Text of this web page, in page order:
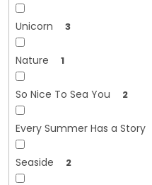
Unicorn 3
Nature 1
So Nice To Sea You 2
Every Summer Has a Story
Seaside 2